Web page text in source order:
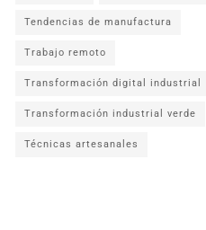
Tendencias de manufactura
Trabajo remoto
Transformación digital industrial
Transformación industrial verde
Técnicas artesanales